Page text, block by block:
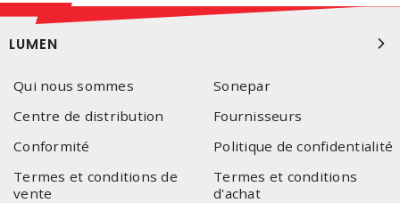
LUMEN
Qui nous sommes
Sonepar
Centre de distribution
Fournisseurs
Conformité
Politique de confidentialité
Termes et conditions de
vente
Termes et conditions
d'achat